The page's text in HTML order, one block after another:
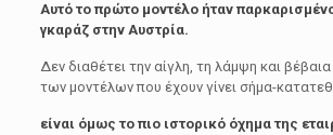
Αυτό το πρώτο μοντέλο ήταν
γκαράζ στην Αυστρία.
Δεν διαθέτει την αίγλη, τη λάμψη και
των μοντέλων που έχουν γίνει σήμα-
είναι όμως το πιο ιστορικό όχημα της